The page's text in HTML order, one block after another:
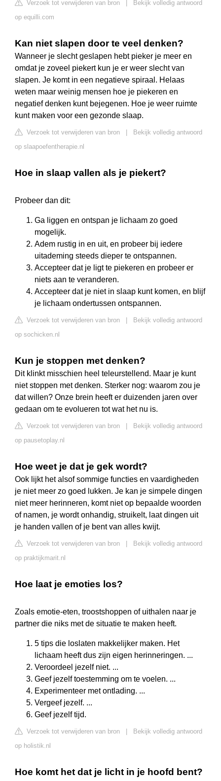
Verzoek tot verwijderen van bron
Bekijk volledig antwoord
op equilli.com
Kan niet slapen door te veel denken?
Wanneer je slecht geslapen hebt pieker je meer en
omdat je zoveel piekert kun je er weer slecht van
slapen. Je komt in een negatieve spiraal. Helaas
weten maar weinig mensen hoe je piekeren en
negatief denken kunt bejegenen. Hoe je weer ruimte
kunt maken voor een gezonde slaap.
Verzoek tot verwijderen van bron
Bekijk volledig antwoord
op slaapoefentherapie.nl
Hoe in slaap vallen als je piekert?
Probeer dan dit:
Ga liggen en ontspan je lichaam zo goed
mogelijk.
Adem rustig in en uit, en probeer bij iedere
uitademing steeds dieper te ontspannen.
Accepteer dat je ligt te piekeren en probeer er
niets aan te veranderen.
Accepteer dat je niet in slaap kunt komen, en blijf
je lichaam ondertussen ontspannen.
Verzoek tot verwijderen van bron
Bekijk volledig antwoord
op sochicken.nl
Kun je stoppen met denken?
Dit klinkt misschien heel teleurstellend. Maar je kunt
niet stoppen met denken. Sterker nog: waarom zou je
dat willen? Onze brein heeft er duizenden jaren over
gedaan om te evolueren tot wat het nu is.
Verzoek tot verwijderen van bron
Bekijk volledig antwoord
op pausetoplay.nl
Hoe weet je dat je gek wordt?
Ook lijkt het alsof sommige functies en vaardigheden
je niet meer zo goed lukken. Je kan je simpele dingen
niet meer herinneren, komt niet op bepaalde woorden
of namen, je wordt onhandig, struikelt, laat dingen uit
je handen vallen of je bent van alles kwijt.
Verzoek tot verwijderen van bron
Bekijk volledig antwoord
op praktijkmarit.nl
Hoe laat je emoties los?
Zoals emotie-eten, troostshoppen of uithalen naar je
partner die niks met de situatie te maken heeft.
5 tips die loslaten makkelijker maken. Het
lichaam heeft dus zijn eigen herinneringen. ...
Veroordeel jezelf niet. ...
Geef jezelf toestemming om te voelen. ...
Experimenteer met ontlading. ...
Vergeef jezelf. ...
Geef jezelf tijd.
Verzoek tot verwijderen van bron
Bekijk volledig antwoord
op holistik.nl
Hoe komt het dat je licht in je hoofd bent?